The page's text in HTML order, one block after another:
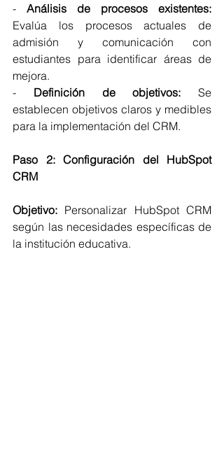
- Análisis de procesos existentes:
Evalúa los procesos actuales de
admisión y comunicación con
estudiantes para identificar áreas de
mejora.
- Definición de objetivos: Se
establecen objetivos claros y medibles
para la implementación del CRM.
Paso 2: Configuración del HubSpot
CRM
Objetivo: Personalizar HubSpot CRM
según las necesidades específicas de
la institución educativa.